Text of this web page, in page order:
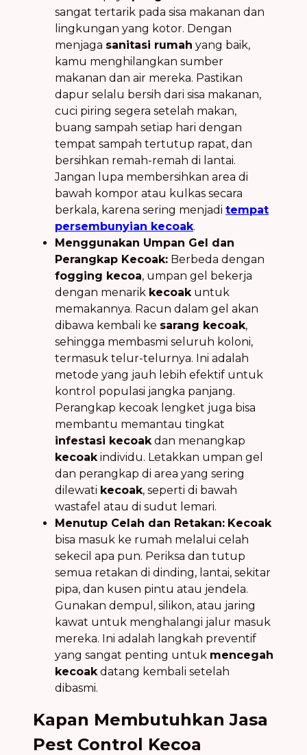
sangat tertarik pada sisa makanan dan
lingkungan yang kotor. Dengan
menjaga sanitasi rumah yang baik,
kamu menghilangkan sumber
makanan dan air mereka. Pastikan
dapur selalu bersih dari sisa makanan,
cuci piring segera setelah makan,
buang sampah setiap hari dengan
tempat sampah tertutup rapat, dan
bersihkan remah-remah di lantai.
Jangan lupa membersihkan area di
bawah kompor atau kulkas secara
berkala, karena sering menjadi tempat
persembunyian kecoak.
Menggunakan Umpan Gel dan
Perangkap Kecoak: Berbeda dengan
fogging kecoa, umpan gel bekerja
dengan menarik kecoakuntuk
memakannya. Racun dalam gel akan
dibawa kembali ke sarang kecoak,
sehingga membasmi seluruh koloni,
termasuk telur-telurnya. Ini adalah
metode yang jauh lebih efektif untuk
kontrol populasi jangka panjang.
Perangkap kecoak lengket juga bisa
membantu memantau tingkat
infestasi kecoakdan menangkap
kecoakindividu. Letakkan umpan gel
dan perangkap di area yang sering
dilewati kecoak, seperti di bawah
wastafel atau di sudut lemari.
Menutup Celah dan Retakan: Kecoak
bisa masuk ke rumah melalui celah
sekecil apa pun. Periksa dan tutup
semua retakan di dinding, lantai, sekitar
pipa, dan kusen pintu atau jendela.
Gunakan dempul, silikon, atau jaring
kawat untuk menghalangi jalur masuk
mereka. Ini adalah langkah preventif
yang sangat penting untuk mencegah
kecoakdatang kembali setelah
dibasmi.
Kapan Membutuhkan Jasa
Pest Control Kecoa